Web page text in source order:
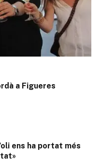
a Figueres
ens ha portat més